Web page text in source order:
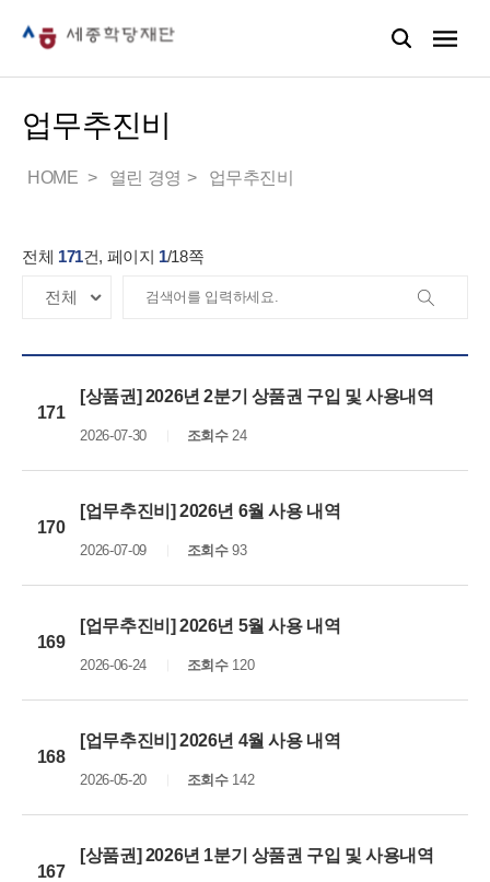
업무추진비
HOME 열린 경영 업무추진비
전체 171건, 페이지 1/18쪽
171
[상품권] 2026년 2분기 상품권 구입 및 사용내역
2026-07-30 조회수24
170
[업무추진비] 2026년 6월 사용 내역
2026-07-09 조회수93
169
[업무추진비] 2026년 5월 사용 내역
2026-06-24 조회수120
168
[업무추진비] 2026년 4월 사용 내역
2026-05-20 조회수142
167
[상품권] 2026년 1분기 상품권 구입 및 사용내역